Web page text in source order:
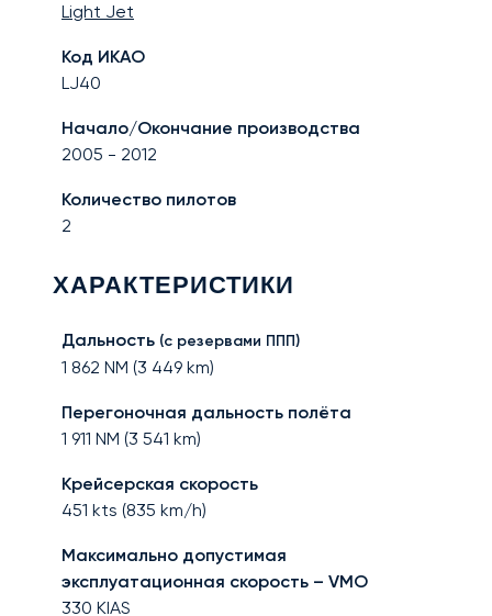
Light Jet
Код ИКАО
LJ40
Начало/Окончание производства
2005 - 2012
Количество пилотов
2
ХАРАКТЕРИСТИКИ
Дальность (с резервами ППП)
1 862 NM (3 449 km)
Перегоночная дальность полёта
1 911 NM (3 541 km)
Крейсерская скорость
451 kts (835 km/h)
Максимально допустимая
эксплуатационная скорость – VMO
330 KIAS